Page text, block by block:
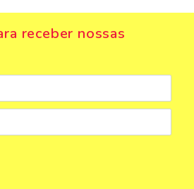
receber nossas